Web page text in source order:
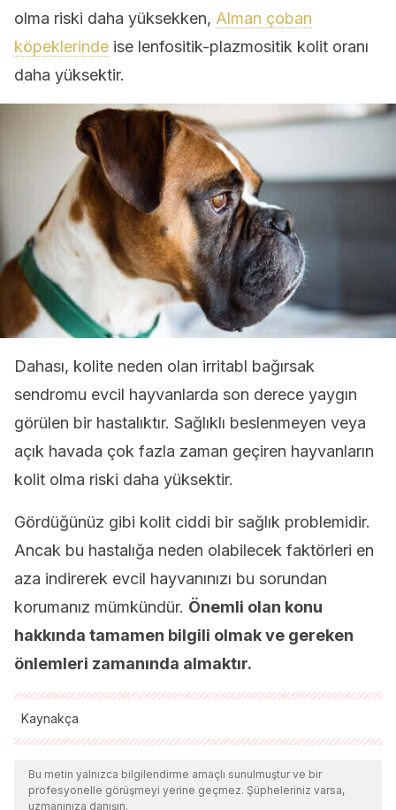
olma riski daha yüksekken, Alman çoban
köpeklerinde ise lenfositik-plazmositik kolit oranı
daha yüksektir.
Dahası, kolite neden olan irritabl bağırsak
sendromu evcil hayvanlarda son derece yaygın
görülen bir hastalıktır. Sağlıklı beslenmeyen veya
açık havada çok fazla zaman geçiren hayvanların
kolit olma riski daha yüksektir.
Gördüğünüz gibi kolit ciddi bir sağlık problemidir.
Ancak bu hastalığa neden olabilecek faktörleri en
aza indirerek evcil hayvanınızı bu sorundan
korumanız mümkündür. Önemli olan konu
hakkında tamamen bilgili olmak ve gereken
önlemleri zamanında almaktır.
Kaynakça
Tüm alıntı yapılan kaynaklar, kalitelerini, güvenilirliklerini,
güncelliklerini ve geçerliliklerini sağlamak için ekibimiz
tarafından derinlemesine incelendi. Bu makalenin bibliyografisi
Bu metin yalnızca bilgilendirme amaçlı sunulmuştur ve bir
profesyonelle görüşmeyi yerine geçmez. Şüpheleriniz varsa,
uzmanınıza danışın.